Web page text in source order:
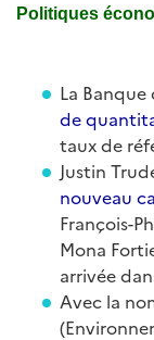
Politiques
​La
de
taux de
Justin
nouveau
François-
Mona
arrivée
Avec la